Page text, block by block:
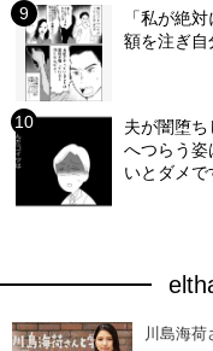
「私が絶
額を注ぎ
夫が闇堕
へつらう
いとダメで
川島海荷